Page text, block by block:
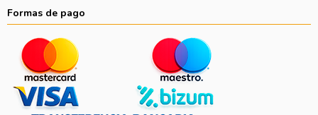
Formas de pago